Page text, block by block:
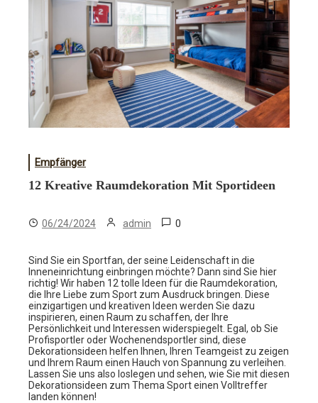
Empfänger
12 Kreative Raumdekoration Mit Sportideen
06/24/2024 admin 0
Sind Sie ein Sportfan, der seine Leidenschaft in die
Inneneinrichtung einbringen möchte? Dann sind Sie hier
richtig! Wir haben 12 tolle Ideen für die Raumdekoration,
die Ihre Liebe zum Sport zum Ausdruck bringen. Diese
einzigartigen und kreativen Ideen werden Sie dazu
inspirieren, einen Raum zu schaffen, der Ihre
Persönlichkeit und Interessen widerspiegelt. Egal, ob Sie
Profisportler oder Wochenendsportler sind, diese
Dekorationsideen helfen Ihnen, Ihren Teamgeist zu zeigen
und Ihrem Raum einen Hauch von Spannung zu verleihen.
Lassen Sie uns also loslegen und sehen, wie Sie mit diesen
Dekorationsideen zum Thema Sport einen Volltreffer
landen können!